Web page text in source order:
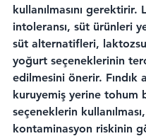
kullanılmasını gerektirir.
intoleransı, süt ürünleri
süt alternatifleri,
yoğurt seçeneklerinin
edilmesini önerir. Fındık
kuruyemiş yerine tohum
seçeneklerin
kontaminasyon riskinin